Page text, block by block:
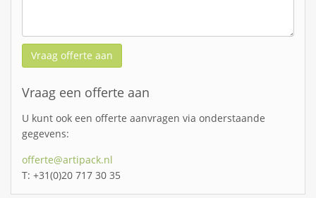
Vraag offerte aan
Vraag een offerte aan
U kunt ook een offerte aanvragen via onderstaande
gegevens:
offerte@artipack.nl
T: +31(0)20 717 30 35